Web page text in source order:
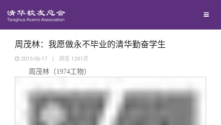
西南联大校友会
义工计划
新媒体平台
青春风采
校友文苑
周茂林：我愿做永不毕业的清华勤奋学生
2015-06-17 | 浏览 1241 次
周茂林（1974工物）